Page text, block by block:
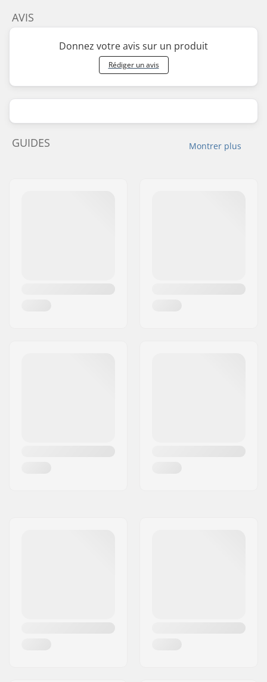
AVIS
Donnez votre avis sur un produit
Rédiger un avis
Montrer plus
GUIDES